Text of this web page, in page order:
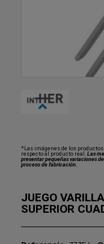
*Las imágenes de los
respecto al producto real. Las
presentar pequeñas variaciones
proceso de fabricación.
JUEGO
SUPERIOR